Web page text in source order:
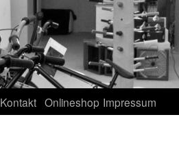
Kontakt Onlineshop Impressum